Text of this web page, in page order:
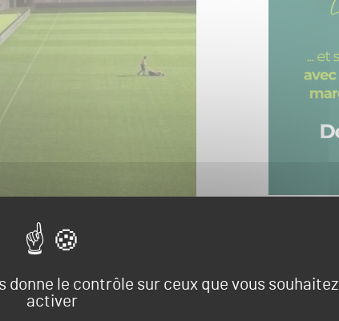
donne le contrôle sur ceux que vous souhaitez
activer
a inauguré quelques semaines